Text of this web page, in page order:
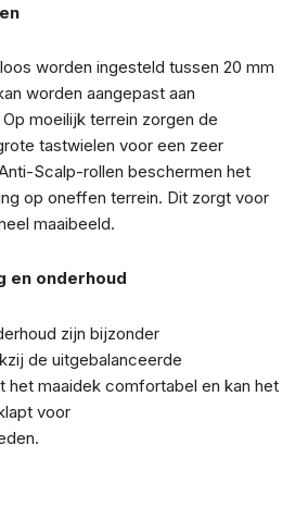
worden ingesteld tussen 20 mm
worden aangepast aan
moeilijk terrein zorgen de
tastwielen voor een zeer
Scalp-rollen beschermen het
op oneffen terrein. Dit zorgt voor
maaibeeld.
en onderhoud
zijn bijzonder
de uitgebalanceerde
het maaidek comfortabel en kan het
voor